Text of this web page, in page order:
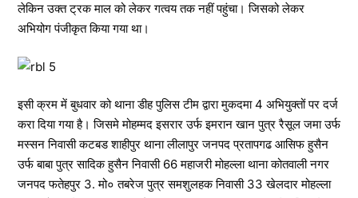
लेकिन उक्त ट्रक माल को लेकर गत्वय तक नहीं पहुंचा। जिसको लेकर
अभियोग पंजीकृत किया गया था।
इसी क्रम में बुधवार को थाना डीह पुलिस टीम द्वारा मुकदमा 4 अभियुक्तों पर दर्ज
करा दिया गया है। जिसमे मोहम्मद इसरार उर्फ इमरान खान पुत्र रैसूल जमा उर्फ
मस्सन निवासी कटबड शाहीपुर थाना लीलापुर जनपद प्रतापगढ आसिफ हुसैन
उर्फ बाबा पुत्र सादिक हुसैन निवासी 66 महाजरी मोहल्ला थाना कोतवाली नगर
जनपद फतेहपुर 3. मो० तबरेज पुत्र समशुलहक निवासी 33 खेलदार मोहल्ला